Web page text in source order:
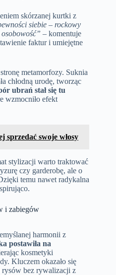
skórzanej kurtki z
siebie – rockowy
osobowość” – komentuje
faktur i umiejętne
metamorfozy. Suknia
chłodną urodę, tworząc
ubrań stał się tu
wzmocniło efekt
sprzedać swoje włosy
stylizacji warto traktować
czy garderobę, ale o
temu nawet radykalna
i zabiegów
harmonii z
postawiła na
kosmetyki
Kluczem okazało się
rysów bez rywalizacji z